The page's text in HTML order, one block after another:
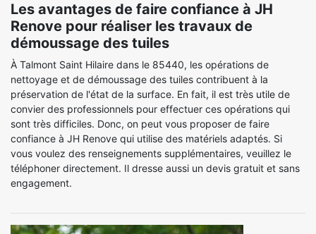
Les avantages de faire confiance à JH
Renove pour réaliser les travaux de
démoussage des tuiles
À Talmont Saint Hilaire dans le 85440, les opérations de
nettoyage et de démoussage des tuiles contribuent à la
préservation de l'état de la surface. En fait, il est très utile de
convier des professionnels pour effectuer ces opérations qui
sont très difficiles. Donc, on peut vous proposer de faire
confiance à JH Renove qui utilise des matériels adaptés. Si
vous voulez des renseignements supplémentaires, veuillez le
téléphoner directement. Il dresse aussi un devis gratuit et sans
engagement.